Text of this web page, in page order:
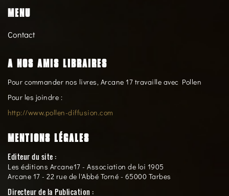
MENU
Contact
A NOS AMIS LIBRAIRES
Pour commander nos livres, Arcane 17 travaille avec Pollen
Pour les joindre :
http://www.pollen-diffusion.com
MENTIONS LÉGALES
Editeur du site :
Les éditions Arcane17 - Association de loi 1905
Arcane 17 - 22 rue de l'Abbé Torné - 65000 Tarbes
Directeur de la Publication :